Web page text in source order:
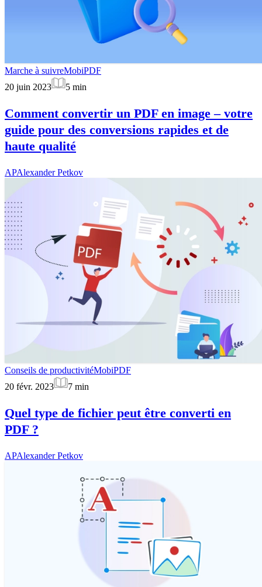
Marche à suivreMobiPDF
20 juin 2023
5 min
Comment convertir un PDF en image – votre
guide pour des conversions rapides et de
haute qualité
APAlexander Petkov
Conseils de productivitéMobiPDF
20 févr. 2023
7 min
Quel type de fichier peut être converti en
PDF ?
APAlexander Petkov